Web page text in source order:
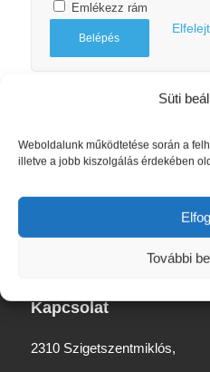
Süti
Weboldalunk működtetése során a
illetve a jobb kiszolgálás érdekében
További
Emlékezz rám
Belépés
Kapcsolat
2310 Szigetszentmiklós,